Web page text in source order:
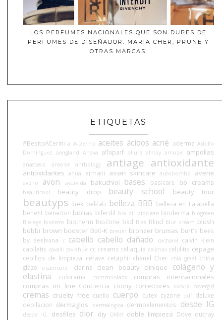
LOS PERFUMES NACIONALES QUE SON DUPES DE
PERFUMES DE DISEÑADOR: MARIA CHER, PRUNE Y
OTRAS MARCAS.
ETIQUETAS
#BesitoACerini a A-Derma aceites ácidos acné aderma Adolfo
Domínguez aengland Ahava alfaparf allure almay amope ampollas
anastasia ansolar anthology antiage antioxidante
antioxidantes anua armani asian skincare autobombo avene
aveno avon ayurvida bakuchiol bases basicare bb creams
beauticool beauty drop beauty school beauty tour
beautyps bek bel-lab belleza BBB belleza en Falabella
benefit benetton biblias biferdil bio oil bioclean bioderma biogreen
Biolage bioterra biotherm BioZone bkd Blas Blind blur cream blush
bobbi brown booster Boti-K breuer bronzer brumas burt's bees
by seelvana
c cabello cabello dañado cacharel
calvin klein
capilatis cavalli caviahue cc creams celiaquía celimax celulitis cepage
cepillos de limpieza cerave cetaphil chanel Cher chia graal china
glaze
cicatricure. clarins clean beauty clinique
colágeno y
elastina
colorama commonlabs
compras internacionales
compras on line Conciencia coony correctores cosrx covergirl
cremas cruelty free cuello cuerpo cutex cyzone ddf deluxe
depilacion dermaglos dermalogica dermoelementos desde IG
desde IG. desfiles dior diy DKNY doble limpieza Dove ducray